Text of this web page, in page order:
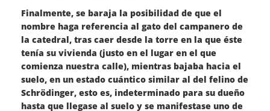
Finalmente, se baraja la posibilidad de que el
nombre haga referencia al gato del campanero de
la catedral, tras caer desde la torre en la que éste
tenía su vivienda (justo en el lugar en el que
comienza nuestra calle), mientras bajaba hacia el
suelo, en un estado cuántico similar al del felino de
Schrödinger, esto es, indeterminado para su dueño
hasta que llegase al suelo y se manifestase uno de